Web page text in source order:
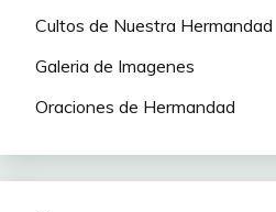
Cultos de Nuestra Hermandad
Galeria de Imagenes
Oraciones de Hermandad